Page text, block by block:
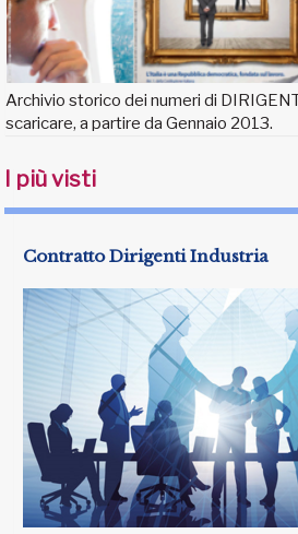
Archivio storico dei numeri di
scaricare, a partire da Gennaio 2013.
I più visti
Contratto Dirigenti Industria